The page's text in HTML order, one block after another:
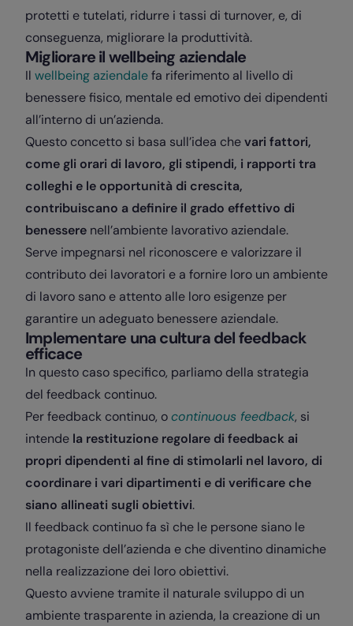
protetti e tutelati, ridurre i tassi di turnover, e, di
conseguenza, migliorare la produttività.
Migliorare il wellbeing aziendale
Il wellbeing aziendalefa riferimento al livello di
benessere fisico, mentale ed emotivo dei dipendenti
all’interno di un’azienda.
Questo concetto si basa sull’idea chevari fattori,
come gli orari di lavoro, gli stipendi, i rapporti tra
colleghi e le opportunità di crescita,
contribuiscano a definire il grado effettivo di
benessere nell’ambiente lavorativo aziendale.
Serve impegnarsi nel riconoscere e valorizzare il
contributo dei lavoratori e a fornire loro un ambiente
di lavoro sano e attento alle loro esigenze per
garantire un adeguato benessere aziendale.
Implementare una cultura del feedback
efficace
In questo caso specifico, parliamo della strategia
del feedback continuo.
Per feedback continuo, ocontinuous feedback, si
intende la restituzione regolare di feedback ai
propri dipendenti al fine di stimolarli nel lavoro, di
coordinare i vari dipartimenti e di verificare che
siano allineati sugli obiettivi.
Il feedback continuo fa sì che le persone siano le
protagoniste dell’azienda e che diventino dinamiche
nella realizzazione dei loro obiettivi.
Questo avviene tramite il naturale sviluppo di un
ambiente trasparente in azienda, la creazione di un